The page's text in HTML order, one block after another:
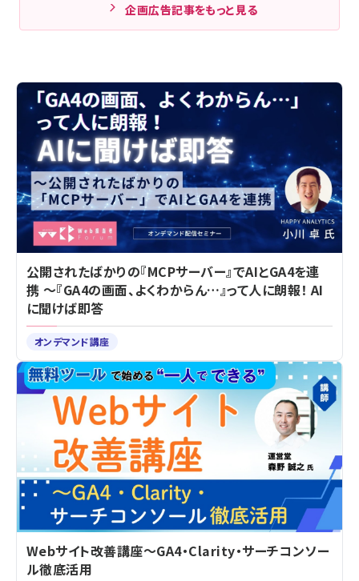
企画広告記事をもっと見る
公開されたばかりの『MCPサーバー』でAIとGA4を連
携 ～『GA4の画面、よくわからん…』って人に朗報！ AI
に聞けば即答
オンデマンド講座
Webサイト改善講座～GA4・Clarity・サーチコンソー
ル徹底活用